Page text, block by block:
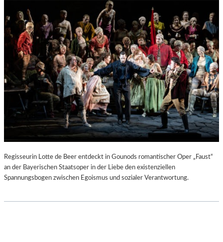
Regisseurin Lotte de Beer entdeckt in Gounods romantischer Oper „Faust“
an der Bayerischen Staatsoper in der Liebe den existenziellen
Spannungsbogen zwischen Egoismus und sozialer Verantwortung.